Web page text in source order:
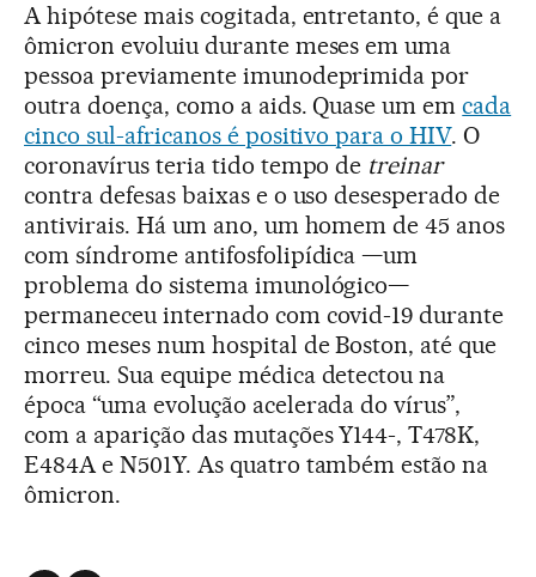
A hipótese mais cogitada, entretanto, é que a
ômicron evoluiu durante meses em uma
pessoa previamente imunodeprimida por
outra doença, como a aids. Quase um emcada
cinco sul-africanos é positivo para o HIV. O
coronavírus teria tido tempo de treinar
contra defesas baixas e o uso desesperado de
antivirais. Há um ano, um homem de 45 anos
com síndrome antifosfolipídica —um
problema do sistema imunológico—
permaneceu internado com covid-19 durante
cinco meses num hospital de Boston, até que
morreu. Sua equipe médica detectou na
época “uma evolução acelerada do vírus”,
com a aparição das mutações Y144-, T478K,
E484A e N501Y. As quatro também estão na
ômicron.